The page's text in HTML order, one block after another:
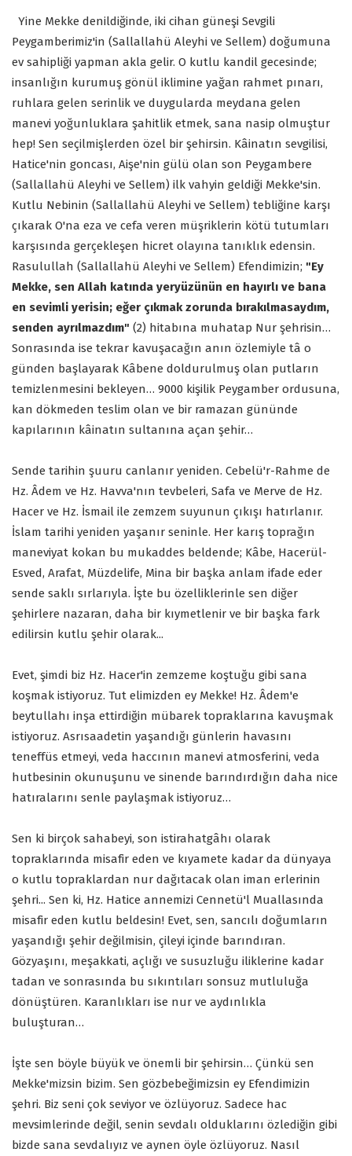
Yine Mekke denildiğinde, iki cihan güneşi Sevgili
Peygamberimiz'in (Sallallahü Aleyhi ve Sellem) doğumuna
ev sahipliği yapman akla gelir. O kutlu kandil gecesinde;
insanlığın kurumuş gönül iklimine yağan rahmet pınarı,
ruhlara gelen serinlik ve duygularda meydana gelen
manevi yoğunluklara şahitlik etmek, sana nasip olmuştur
hep! Sen seçilmişlerden özel bir şehirsin. Kâinatın sevgilisi,
Hatice'nin goncası, Aişe'nin gülü olan son Peygambere
(Sallallahü Aleyhi ve Sellem) ilk vahyin geldiği Mekke'sin.
Kutlu Nebinin (Sallallahü Aleyhi ve Sellem) tebliğine karşı
çıkarak O'na eza ve cefa veren müşriklerin kötü tutumları
karşısında gerçekleşen hicret olayına tanıklık edensin.
Rasulullah (Sallallahü Aleyhi ve Sellem) Efendimizin; "Ey
Mekke, sen Allah katında yeryüzünün en hayırlı ve bana
en sevimli yerisin; eğer çıkmak zorunda bırakılmasaydım,
senden ayrılmazdım" (2) hitabına muhatap Nur şehrisin…
Sonrasında ise tekrar kavuşacağın anın özlemiyle tâ o
günden başlayarak Kâbene doldurulmuş olan putların
temizlenmesini bekleyen… 9000 kişilik Peygamber ordusuna,
kan dökmeden teslim olan ve bir ramazan gününde
kapılarının kâinatın sultanına açan şehir…
Sende tarihin şuuru canlanır yeniden. Cebelü'r-Rahme de
Hz. Âdem ve Hz. Havva'nın tevbeleri, Safa ve Merve de Hz.
Hacer ve Hz. İsmail ile zemzem suyunun çıkışı hatırlanır.
İslam tarihi yeniden yaşanır seninle. Her karış toprağın
maneviyat kokan bu mukaddes beldende; Kâbe, Hacerül-
Esved, Arafat, Müzdelife, Mina bir başka anlam ifade eder
sende saklı sırlarıyla. İşte bu özelliklerinle sen diğer
şehirlere nazaran, daha bir kıymetlenir ve bir başka fark
edilirsin kutlu şehir olarak...
Evet, şimdi biz Hz. Hacer'in zemzeme koştuğu gibi sana
koşmak istiyoruz. Tut elimizden ey Mekke! Hz. Âdem'e
beytullahı inşa ettirdiğin mübarek topraklarına kavuşmak
istiyoruz. Asrısaadetin yaşandığı günlerin havasını
teneffüs etmeyi, veda haccının manevi atmosferini, veda
hutbesinin okunuşunu ve sinende barındırdığın daha nice
hatıralarını senle paylaşmak istiyoruz…
Sen ki birçok sahabeyi, son istirahatgâhı olarak
topraklarında misafir eden ve kıyamete kadar da dünyaya
o kutlu topraklardan nur dağıtacak olan iman erlerinin
şehri... Sen ki, Hz. Hatice annemizi Cennetü'l Muallasında
misafir eden kutlu beldesin! Evet, sen, sancılı doğumların
yaşandığı şehir değilmisin, çileyi içinde barındıran.
Gözyaşını, meşakkati, açlığı ve susuzluğu iliklerine kadar
tadan ve sonrasında bu sıkıntıları sonsuz mutluluğa
dönüştüren. Karanlıkları ise nur ve aydınlıkla
buluşturan…
İşte sen böyle büyük ve önemli bir şehirsin… Çünkü sen
Mekke'mizsin bizim. Sen gözbebeğimizsin ey Efendimizin
şehri. Biz seni çok seviyor ve özlüyoruz. Sadece hac
mevsimlerinde değil, senin sevdalı olduklarını özlediğin gibi
bizde sana sevdalıyız ve aynen öyle özlüyoruz. Nasıl